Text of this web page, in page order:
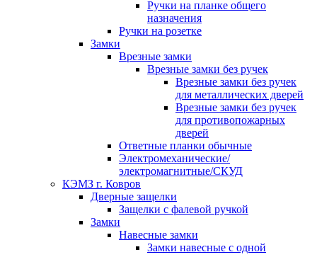
Ручки на планке общего
назначения
Ручки на розетке
Замки
Врезные замки
Врезные замки без ручек
Врезные замки без ручек
для металлических дверей
Врезные замки без ручек
для противопожарных
дверей
Ответные планки обычные
Электромеханические/
электромагнитные/СКУД
КЭМЗ г. Ковров
Дверные защелки
Защелки с фалевой ручкой
Замки
Навесные замки
Замки навесные с одной